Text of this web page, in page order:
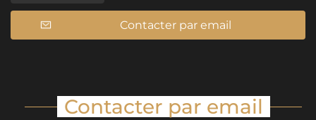
Contacter par email
Contacter par email